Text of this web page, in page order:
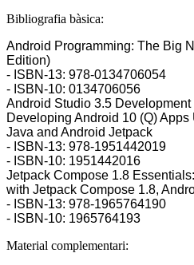
Bibliografia bàsica:
Android Programming: The Big
Edition)
- ISBN-13: 978-0134706054
- ISBN-10: 0134706056
Android Studio 3.5
Developing Android 10 (Q)
Java and Android Jetpack
- ISBN-13: 978-1951442019
- ISBN-10: 1951442016
Jetpack Compose 1.8
with Jetpack Compose 1.8,
- ISBN-13: 978-1965764190
- ISBN-10: 1965764193
Material complementari: